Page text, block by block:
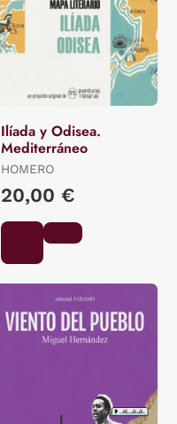
Ilíada y Odisea.
Mediterráneo
HOMERO
20,00 €